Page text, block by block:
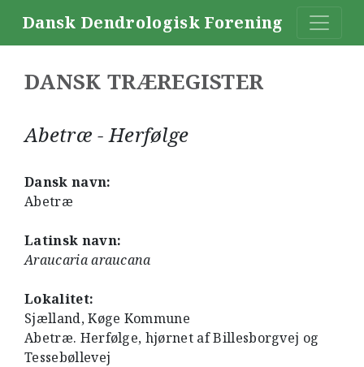
Dansk Dendrologisk Forening
DANSK TRÆREGISTER
Abetræ - Herfølge
Dansk navn:
Abetræ
Latinsk navn:
Araucaria araucana
Lokalitet:
Sjælland, Køge Kommune
Abetræ. Herfølge, hjørnet af Billesborgvej og
Tessebøllevej